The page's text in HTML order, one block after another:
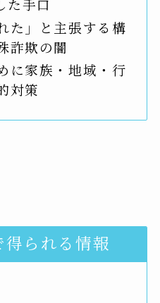
た手口
た」と主張する構
詐欺の闇
に家族・地域・行
対策
得られる情報